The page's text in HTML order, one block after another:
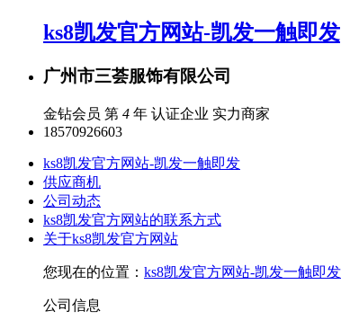
ks8凯发官方网站-凯发一触即发
广州市三荟服饰有限公司
金钻会员 第 4 年 认证企业 实力商家
18570926603
ks8凯发官方网站-凯发一触即发
供应商机
公司动态
ks8凯发官方网站的联系方式
关于ks8凯发官方网站
您现在的位置： ks8凯发官方网站-凯发一触即发
公司信息